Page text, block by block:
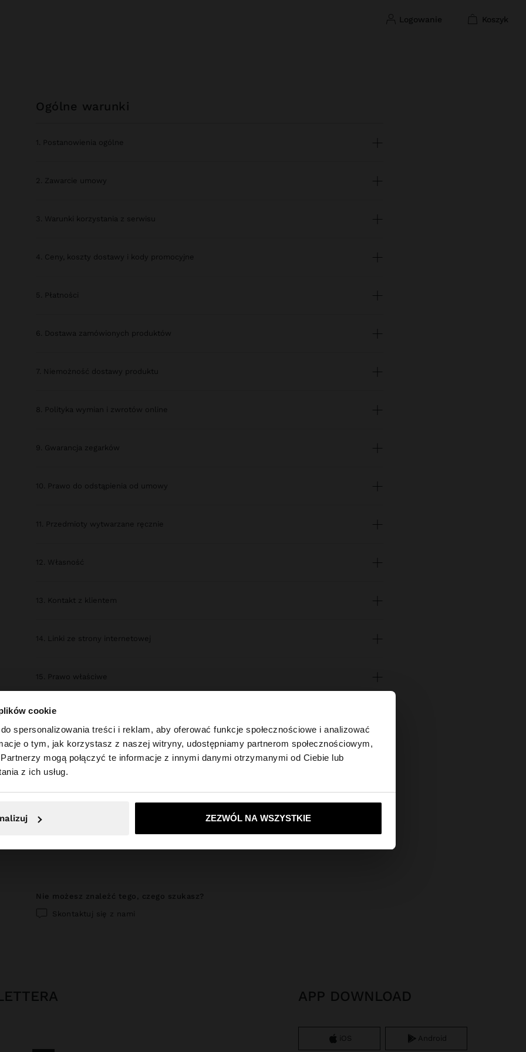
cookie
spersonalizowania treści i reklam, aby oferować funkcje społecznościowe i analizować
o tym, jak korzystasz z naszej witryny, udostępniamy partnerom społecznościowym,
mogą połączyć te informacje z innymi danymi otrzymanymi od Ciebie lub
z ich usług.
ZEZWÓL NA WSZYSTKIE
logowanie koszyk
×
Polska. Czy chcesz przeglądać naszą stronę United States?
Nie, zostań w Polska Tak, zabierz mnie do United States
ogólne warunki
1. Postanowienia ogólne
2. Zawarcie umowy
3. Warunki korzystania z serwisu
4. Ceny, koszty dostawy i kody promocyjne
5. Płatności
6. Dostawa zamówionych produktów
7. Niemożność dostawy produktu
8. Polityka wymian i zwrotów online
9. Gwarancja zegarków
10. Prawo do odstąpienia od umowy
11. Przedmioty wytwarzane ręcznie
12. Własność
13. Kontakt z klientem
14. Linki ze strony internetowej
15. Prawo właściwe
16. Postępowanie reklamacyjne
17. Rozstrzyganie sporów
18. Kampanie
nie możesz znaleźć tego, czego szukasz?
Skontaktuj się z nami
APP DOWNLOAD
iOS Android